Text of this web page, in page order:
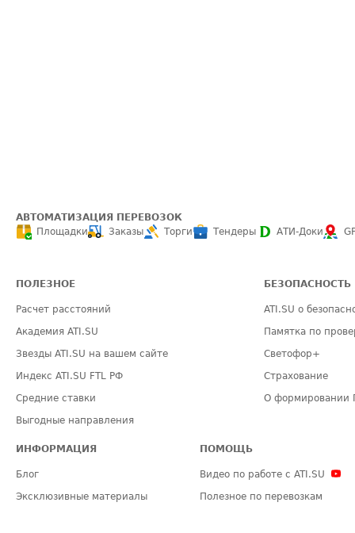
АВТОМАТИЗАЦИЯ ПЕРЕВОЗОК
Площадки
Заказы Торги Тендеры АТИ-Доки
ПОЛЕЗНОЕ
Расчет расстояний
Академия ATI.SU
Звезды ATI.SU на вашем сайте
Индекс ATI.SU FTL РФ
Средние ставки
Выгодные направления
БЕЗОПАСНОСТЬ
ATI.SU о
Памятка по
Светофор+
Страхование
О формировании
ИНФОРМАЦИЯ
Блог
Эксклюзивные материалы
ПОМОЩЬ
Видео по работе с ATI.SU
Полезное по перевозкам